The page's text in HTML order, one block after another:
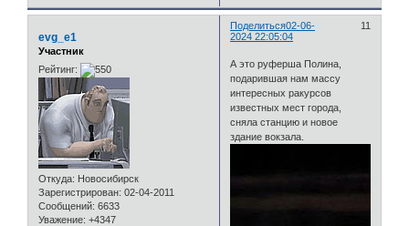
Поделиться 11
02-06-
2024 22:05:04
evg_e1
Участник
Рейтинг:
Откуда: Новосибирск
Зарегистрирован: 02-04-2011
Сообщений: 6633
Уважение: +4347
А это руферша Полина,
подарившая нам массу
интересных ракурсов
известных мест города,
сняла станцию и новое
здание вокзала.